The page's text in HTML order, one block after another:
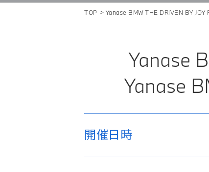
TOP Yanase BMW THE DRIVEN BY JOY
Yanase
Yanase
開催日時